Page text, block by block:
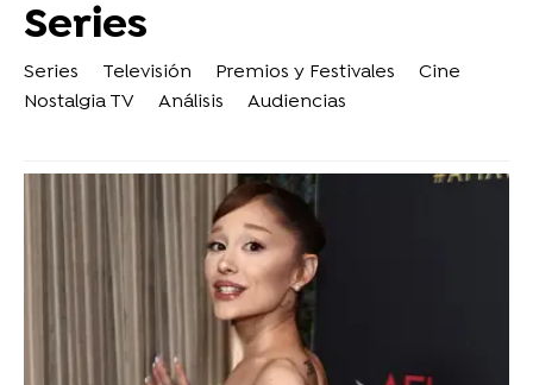
Series
Series Televisión Premios y Festivales
Cine
Nostalgia TV
Análisis Audiencias